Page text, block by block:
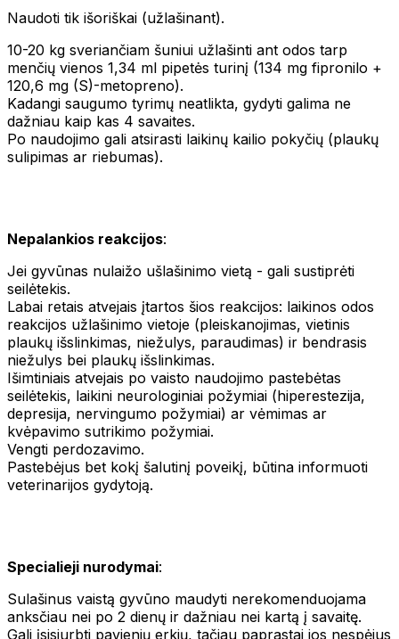
Naudoti tik išoriškai (užlašinant).
10-20 kg sveriančiam šuniui užlašinti ant odos tarp
menčių vienos 1,34 ml pipetės turinį (134 mg fipronilo +
120,6 mg (S)-metopreno).
Kadangi saugumo tyrimų neatlikta, gydyti galima ne
dažniau kaip kas 4 savaites.
Po naudojimo gali atsirasti laikinų kailio pokyčių (plaukų
sulipimas ar riebumas).
Nepalankios reakcijos:
Jei gyvūnas nulaižo ušlašinimo vietą - gali sustiprėti
seilėtekis.
Labai retais atvejais įtartos šios reakcijos: laikinos odos
reakcijos užlašinimo vietoje (pleiskanojimas, vietinis
plaukų išslinkimas, niežulys, paraudimas) ir bendrasis
niežulys bei plaukų išslinkimas.
Išimtiniais atvejais po vaisto naudojimo pastebėtas
seilėtekis, laikini neurologiniai požymiai (hiperestezija,
depresija, nervingumo požymiai) ar vėmimas ar
kvėpavimo sutrikimo požymiai.
Vengti perdozavimo.
Pastebėjus bet kokį šalutinį poveikį, būtina informuoti
veterinarijos gydytoją.
Specialieji nurodymai:
Sulašinus vaistą gyvūno maudyti nerekomenduojama
anksčiau nei po 2 dienų ir dažniau nei kartą į savaitę.
Gali įsisiurbti pavienių erkių, tačiau paprastai jos nespėjus